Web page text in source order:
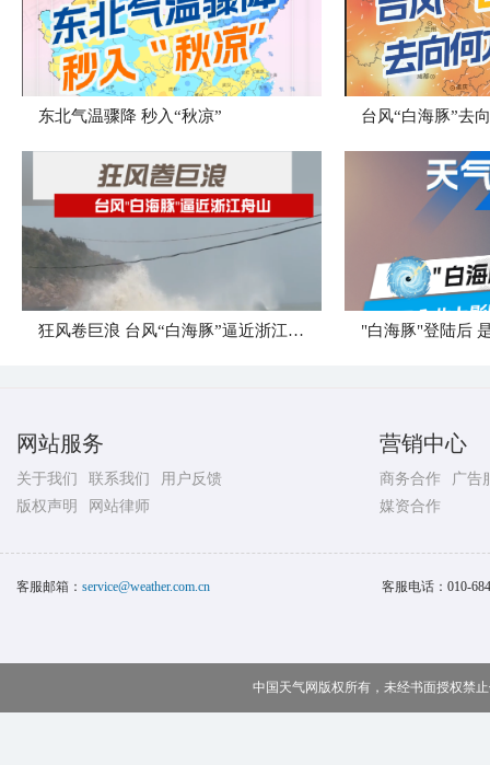
东北气温骤降 秒入“秋凉” 台风“白海豚”去
狂风卷巨浪 台风“白海豚”逼近浙江舟山
网站服务
关于我们 联系我们
用户反馈
版权声明
网站律师
营销中心
商务合作
广告
媒资合作
客服邮箱： service@weather.com.cn 客服电话： 010-
中国天气网版权所有，未经书面授权